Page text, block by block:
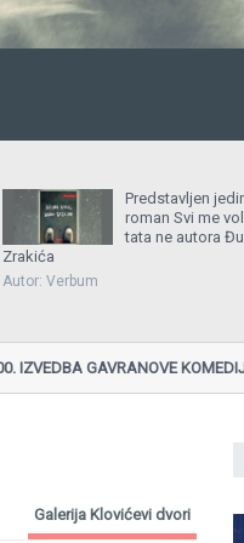
Predstavljen
roman Svi me
tata ne autora
Zrakića
Autor: Verbum
GAVRANOVE KOMEDIJE
Poljska...
Galerija Klovićevi dvori